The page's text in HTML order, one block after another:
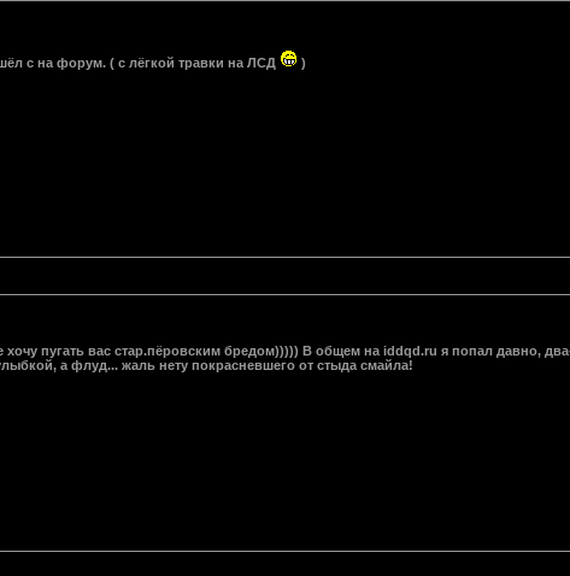
с на форум. ( с лёгкой травки на ЛСД )
пугать вас стар.пёровским бредом))))) В общем на iddqd.ru я попал давно,
а флуд... жаль нету покрасневшего от стыда смайла!